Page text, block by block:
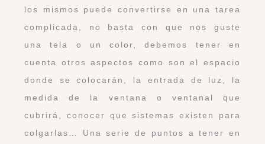
los mismos puede convertirse en una tarea
complicada, no basta con que nos guste
una tela o un color, debemos tener en
cuenta otros aspectos como son el espacio
donde se colocarán, la entrada de luz, la
medida de la ventana o ventanal que
cubrirá, conocer que sistemas existen para
colgarlas… Una serie de puntos a tener en